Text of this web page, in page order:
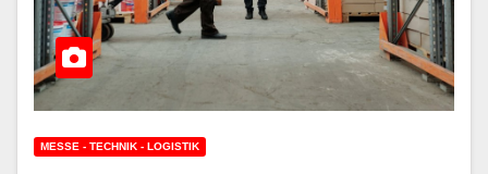
MESSE - TECHNIK - LOGISTIK